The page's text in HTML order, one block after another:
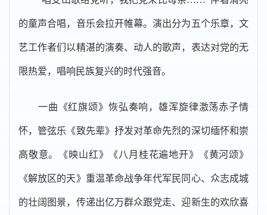
的童声合唱，音乐会拉开帷幕。演出分为五个乐章，文
艺工作者们以精湛的演奏、动人的歌声，表达对党的无
限热爱，唱响民族复兴的时代强音。
一曲《红旗颂》恢弘奏响，雄浑旋律激荡赤子情
怀，管弦乐《致先辈》抒发对革命先烈的深切缅怀和崇
高敬意。《映山红》《八月桂花遍地开》《黄河颂》
《解放区的天》重温革命战争年代军民同心、众志成城
的壮阔图景，传递出亿万群众跟党走、迎新生的欢欣喜